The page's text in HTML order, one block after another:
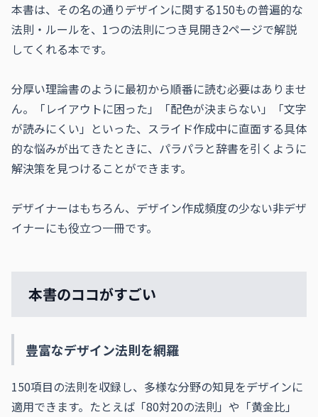
本書は、その名の通りデザインに関する150もの普遍的な
法則・ルールを、1つの法則につき見開き2ページで解説
してくれる本です。
分厚い理論書のように最初から順番に読む必要はありませ
ん。「レイアウトに困った」「配色が決まらない」「文字
が読みにくい」といった、スライド作成中に直面する具体
的な悩みが出てきたときに、パラパラと辞書を引くように
解決策を見つけることができます。
デザイナーはもちろん、デザイン作成頻度の少ない非デザ
イナーにも役立つ一冊です。
本書のココがすごい
豊富なデザイン法則を網羅
150項目の法則を収録し、多様な分野の知見をデザインに
適用できます。たとえば「80対20の法則」や「黄金比」